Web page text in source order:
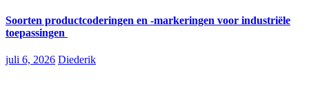
Soorten productcoderingen en -markeringen voor industriële
toepassingen
juli 6, 2026 Diederik